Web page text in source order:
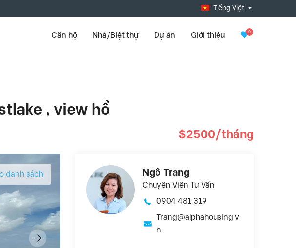
Tiếng Việt
Căn hộ Nhà/Biệt thự Dự án Giới thiệu 0
, view hồ
$2500/tháng
danh sách Ngô Trang
Chuyên Viên Tư Vấn
0904 481 319
Trang@alphahousing.v
n